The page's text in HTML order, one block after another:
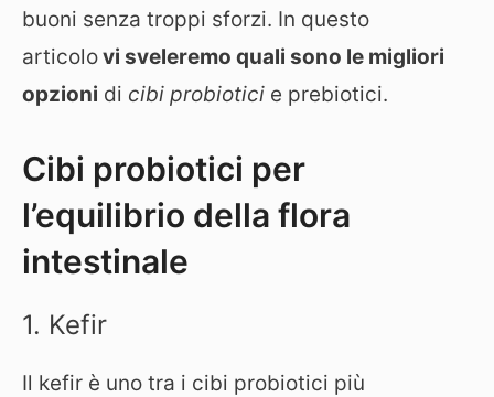
buoni senza troppi sforzi. In questo
articolovi sveleremo quali sono le migliori
opzioni di cibi probiotici e prebiotici.
Cibi probiotici per
l’equilibrio della flora
intestinale
1. Kefir
Il kefir è uno tra i cibi probiotici più